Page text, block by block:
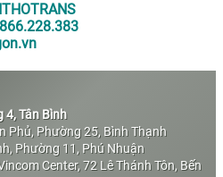
4, Tân Bình
Phủ, Phường 25, Bình Thạnh
Phường 11, Phú Nhuận
Center, 72 Lê Thánh Tôn, Bến